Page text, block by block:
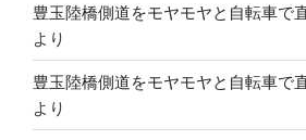
豊玉陸橋側道をモヤモヤと自転車で
より
豊玉陸橋側道をモヤモヤと自転車で
より